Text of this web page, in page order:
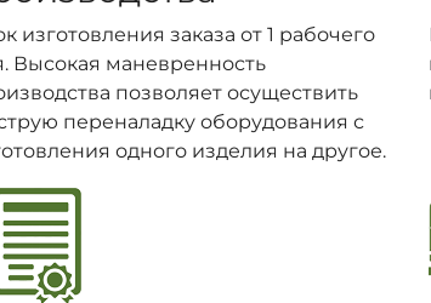
изготовления заказа от 1 рабочего
Высокая маневренность
позволяет осуществить
переналадку оборудования с
одного изделия на другое.